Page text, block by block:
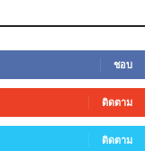
ชอบ
ติดตาม
ติดตาม